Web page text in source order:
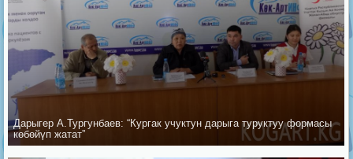
Дарыгер А.Тургунбаев: “Кургак учуктун дарыга туруктуу формасы
көбөйүп жатат”